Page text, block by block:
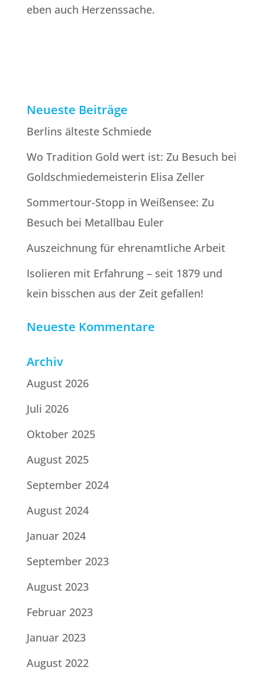
eben auch Herzenssache.
Neueste Beiträge
Berlins älteste Schmiede
Wo Tradition Gold wert ist: Zu Besuch bei
Goldschmiede­meisterin Elisa Zeller
Sommertour-Stopp in Weißensee: Zu
Besuch bei Metallbau Euler
Auszeichnung für ehrenamtliche Arbeit
Isolieren mit Erfahrung – seit 1879 und
kein bisschen aus der Zeit gefallen!
Neueste Kommentare
Archiv
August 2026
Juli 2026
Oktober 2025
August 2025
September 2024
August 2024
Januar 2024
September 2023
August 2023
Februar 2023
Januar 2023
August 2022